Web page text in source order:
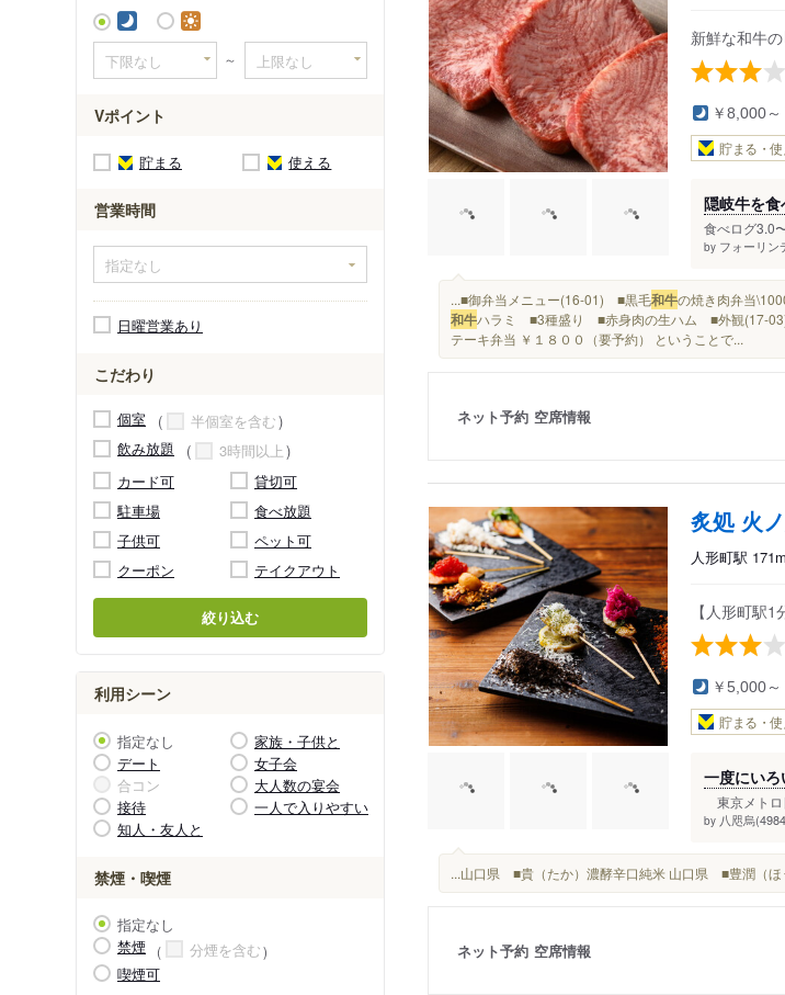
浜町駅
～
Vポイント
貯まる 使える
営業時間
日曜営業あり
こだわり
個室
半個室を含む
飲み放題
3時間以上
カード可
貸切可
駐車場
食べ放題
子供可
ペット可
クーポン
テイクアウト
絞り込む
利用シーン
指定なし
家族・子供と
デート
女子会
合コン
大人数の宴会
接待
一人で入りやすい
知人・友人と
禁煙・喫煙
指定なし
禁煙
分煙を含む
喫煙可
新鮮な和牛
￥8,000
貯まる・
隠岐牛を
食べログ3.0
by フォーリン
...■御弁当メニュー(16-01) ■黒毛和牛の焼き肉弁当
和牛ハラミ ■3種盛り ■赤身肉の生ハム ■外観(17-
テーキ弁当 ￥１８００（要予約） ということで...
ネット予約 空席情報
炙処 火
人形町駅
【人形町駅
￥5,000
貯まる・
一度にい
東京メトロ
by 八咫烏
...山口県 ■貴（たか）濃酵辛口純米 山口県 ■豊潤（
ネット予約 空席情報